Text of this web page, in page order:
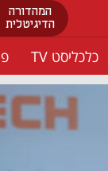
המהדורה
הדיגיטלית
כלכליסט TV